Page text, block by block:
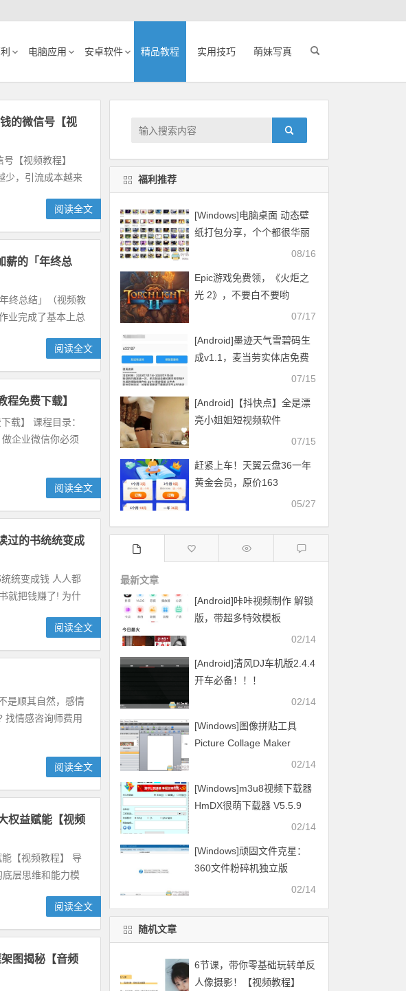
电脑应用 安卓软件 精品教程 实用技巧 萌妹写真
的微信号【视
【视频教程】
少，引流成本越来
阅读全文
薪的「年终总
终总结」（视频教
业完成了基本上总
阅读全文
免费下载】
载】 课程目录：
企业微信你必须
阅读全文
过的书统统变成
统变成钱 人人都
就把钱赚了! 为什
阅读全文
是顺其自然，感情
找情感咨询师费用
阅读全文
权益赋能【视频
【视频教程】 导
层思维和能力模
阅读全文
图揭秘【音频
福利推荐
[Windows]电脑桌面 动态壁
纸打包分享，个个都很华丽
08/16
Epic游戏免费领，《火炬之
光 2》，不要白不要哟
07/17
[Android]墨迹天气雪碧码生
成v1.1，麦当劳实体店免费
07/15
[Android]【抖快点】全是漂
亮小姐姐短视频软件
07/15
赶紧上车！天翼云盘36一年
黄金会员，原价163
05/27
最新文章
[Android]咔咔视频制作 解锁
版，带超多特效模板
02/14
[Android]清风DJ车机版2.4.4
开车必备！！！
02/14
[Windows]图像拼贴工具
Picture Collage Maker
02/14
[Windows]m3u8视频下载器
HmDX很萌下载器 V5.5.9
02/14
[Windows]顽固文件克星：
360文件粉碎机独立版
02/14
随机文章
6节课，带你零基础玩转单反
人像摄影！【视频教程】